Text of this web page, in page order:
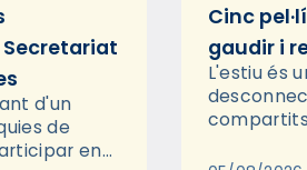
Secretariat
d'un
de
en
Cinc
gaudir i
L'estiu és